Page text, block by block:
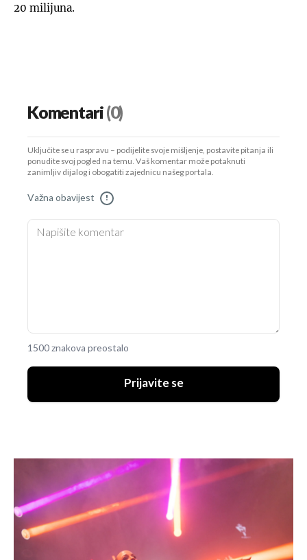
20 milijuna.
Komentari(0)
Uključite se u raspravu – podijelite svoje mišljenje, postavite pitanja ili
ponudite svoj pogled na temu. Vaš komentar može potaknuti
zanimljiv dijalog i obogatiti zajednicu našeg portala.
Važna obavijest !
1500 znakova preostalo
Prijavite se